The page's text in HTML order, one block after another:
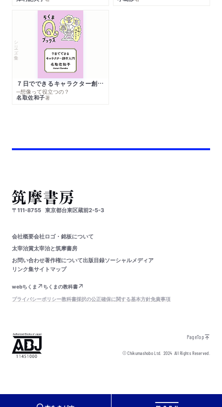
シリーズ・全集
７日でできるキャラクター創作入門
─想像って役立つの？
名取佐和子著
〒111-8755 東京都台東区蔵前2-5-3
会社概要会社ロゴ・銘板について
太宰治賞太宰治と筑摩書房
お問い合わせ著作権について出版目録ソーシャルメディア
リンク集サイトマップ
webちくま
ちくまの教科書
プライバシーポリシー教科書採択の公正確保に関する基本方針免責事項
PageTop
© Chikumashobo Ltd.2024 All Rights Reserved.